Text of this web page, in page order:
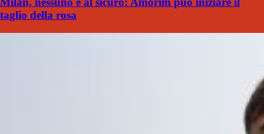
taglio della rosa